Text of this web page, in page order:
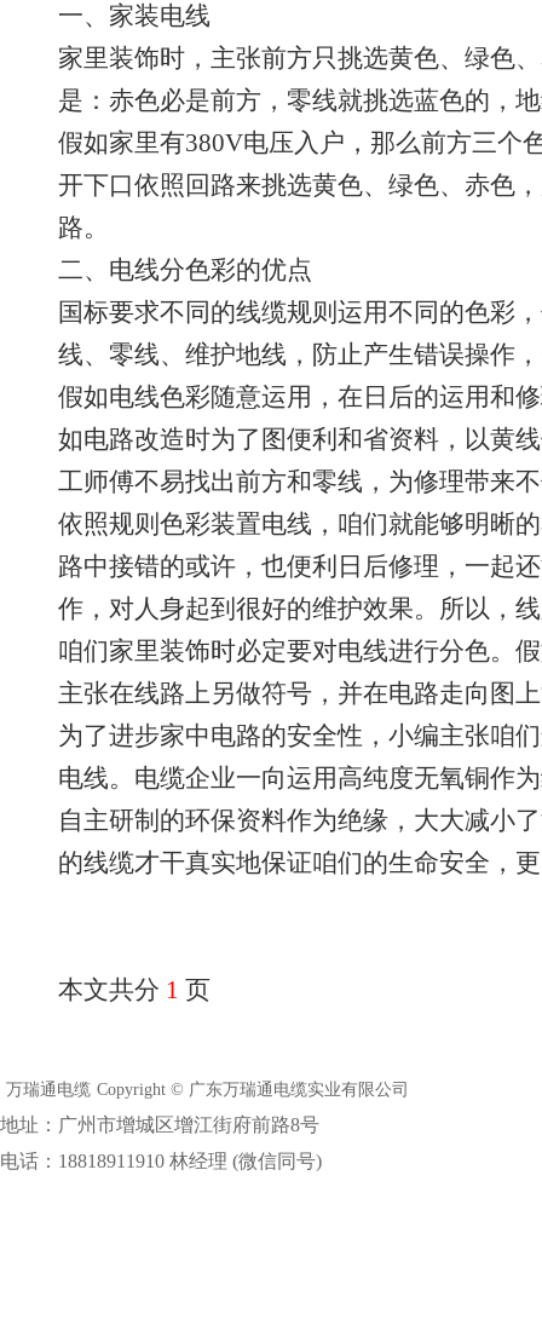
一、家装电线
家里装饰时，主张前方只挑选黄色、绿色
是：赤色必是前方，零线就挑选蓝色的，
假如家里有380V电压入户，那么前方三个
开下口依照回路来挑选黄色、绿色、赤色
路。
二、电线分色彩的优点
国标要求不同的线缆规则运用不同的色彩
线、零线、维护地线，防止产生错误操作
假如电线色彩随意运用，在日后的运用和
如电路改造时为了图便利和省资料，以黄
工师傅不易找出前方和零线，为修理带来
依照规则色彩装置电线，咱们就能够明晰
路中接错的或许，也便利日后修理，一起
作，对人身起到很好的维护效果。所以，
咱们家里装饰时必定要对电线进行分色。
主张在线路上另做符号，并在电路走向图
为了进步家中电路的安全性，小编主张咱
电线。电缆企业一向运用高纯度无氧铜作
自主研制的环保资料作为绝缘，大大减小
的线缆才干真实地保证咱们的生命安全，
本文共分 1 页
万瑞通电缆 Copyright © 广东万瑞通电缆实业有限公司
地址：广州市增城区增江街府前路8号
电话：18818911910 林经理 (微信同号)